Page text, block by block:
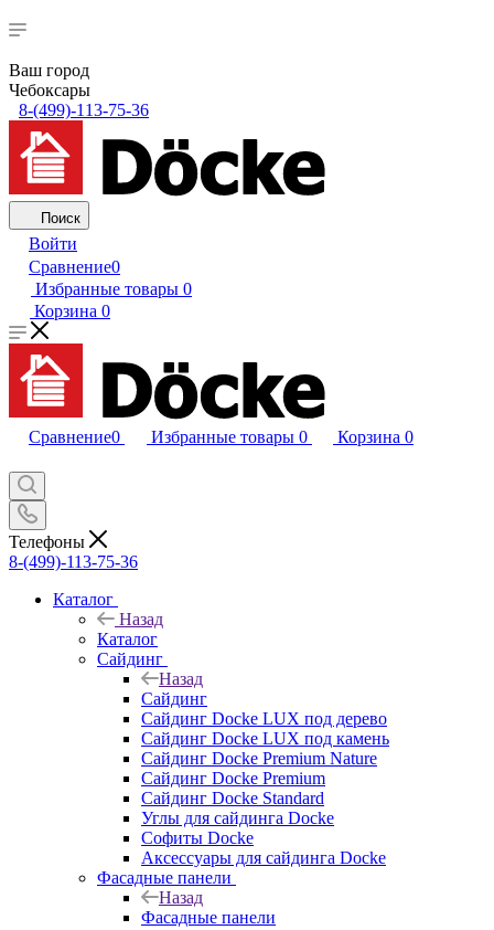
Ваш город
Чебоксары
8-(499)-113-75-36
Поиск
Войти
Сравнение0
Избранные товары 0
Корзина 0
Сравнение0 Избранные товары 0 Корзина 0
Телефоны
8-(499)-113-75-36
Каталог
Назад
Каталог
Сайдинг
Назад
Сайдинг
Сайдинг Docke LUX под дерево
Сайдинг Docke LUX под камень
Сайдинг Docke Premium Nature
Сайдинг Docke Premium
Сайдинг Docke Standard
Углы для сайдинга Docke
Софиты Docke
Аксессуары для сайдинга Docke
Фасадные панели
Назад
Фасадные панели